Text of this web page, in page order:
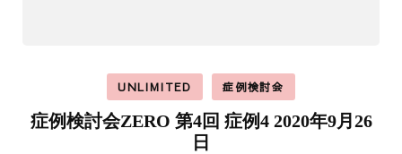
UNLIMITED 症例検討会
症例検討会ZERO 第4回 症例4 2020年9月26
日